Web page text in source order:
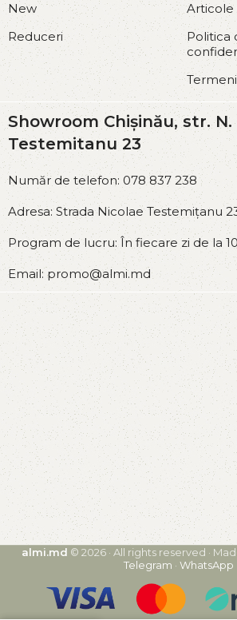
New
Reduceri
Articole
Politica
Showroom Chișinău, str. N.
Testemitanu 23
Număr de telefon: 078 837 238
Adresa: Strada Nicolae Testemițanu
Program de lucru: În fiecare zi de la
Email: promo@almi.md
almi.md © 2026 · All rights reserved ·
Telegram · WhatsApp